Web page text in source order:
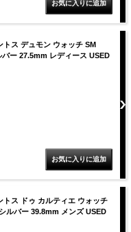
トス デュモン ウォッチ SM
ー 27.5mm レディース USED
トス ドゥ カルティエ ウォッチ
ルバー 39.8mm メンズ USED